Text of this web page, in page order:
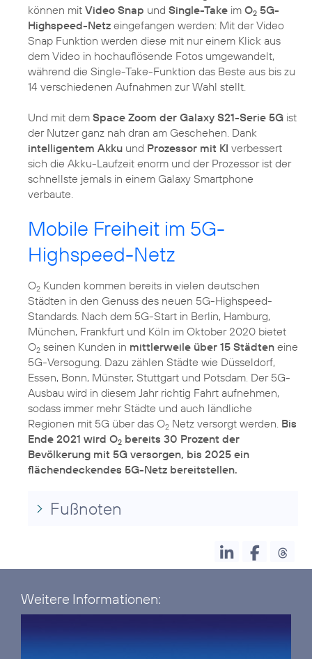
können mit Video Snap und Single-Take im O2 5G-
Highspeed-Netz eingefangen werden: Mit der Video
Snap Funktion werden diese mit nur einem Klick aus
dem Video in hochauflösende Fotos umgewandelt,
während die Single-Take-Funktion das Beste aus bis zu
14 verschiedenen Aufnahmen zur Wahl stellt.
Und mit dem Space Zoom der Galaxy S21-Serie 5G ist
der Nutzer ganz nah dran am Geschehen. Dank
intelligentem Akku und Prozessor mit KI verbessert
sich die Akku-Laufzeit enorm und der Prozessor ist der
schnellste jemals in einem Galaxy Smartphone
verbaute.
Mobile Freiheit im 5G-
Highspeed-Netz
O2 Kunden kommen bereits in vielen deutschen
Städten in den Genuss des neuen 5G-Highspeed-
Standards. Nach dem 5G-Start in Berlin, Hamburg,
München, Frankfurt und Köln im Oktober 2020 bietet
O2 seinen Kunden in mittlerweile über 15 Städten eine
5G-Versogung. Dazu zählen Städte wie Düsseldorf,
Essen, Bonn, Münster, Stuttgart und Potsdam. Der 5G-
Ausbau wird in diesem Jahr richtig Fahrt aufnehmen,
sodass immer mehr Städte und auch ländliche
Regionen mit 5G über das O2 Netz versorgt werden. Bis
Ende 2021 wird O2 bereits 30 Prozent der
Bevölkerung mit 5G versorgen, bis 2025 ein
flächendeckendes 5G-Netz bereitstellen.
Fußnoten
Weitere Informationen: